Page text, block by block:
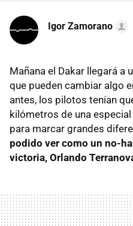
Igor Zamorano
Mañana el Dakar llegará a
que pueden cambiar algo
antes, los pilotos tenían
kilómetros de una
para marcar grandes
podido ver como un no-
victoria, Orlando